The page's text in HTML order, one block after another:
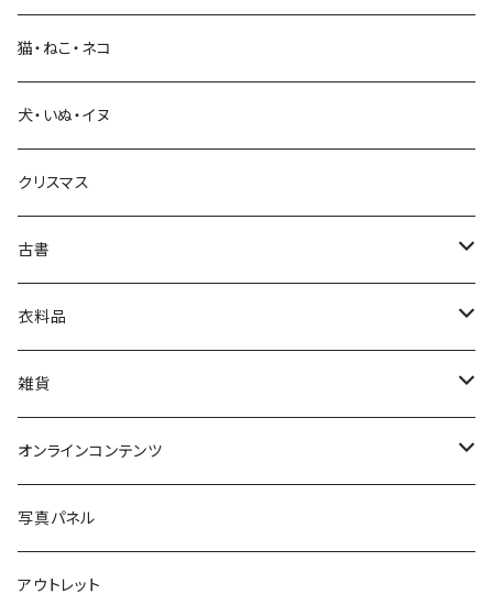
生活・暮らし
芸術・絵画・写真
絵本・児童書
娯楽・エンターテインメント
猫・ねこ・ネコ
犬・いぬ・イヌ
クリスマス
古書
古書セット
美術
衣料品
POLEWARDS
Tシャツ
雑貨
バッグ
ブックカバー
マグカップ
オンラインコンテンツ
冒険クロストーク
写真パネル
アウトレット